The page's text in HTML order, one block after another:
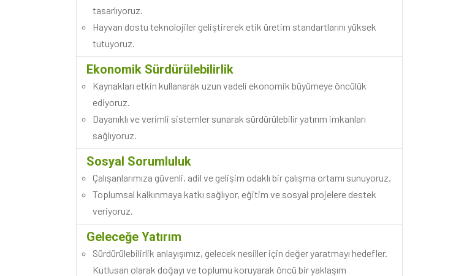
tasarlıyoruz.
Hayvan dostu teknolojiler geliştirerek etik üretim standartlarını yüksek
tutuyoruz.
Ekonomik Sürdürülebilirlik
Kaynakları etkin kullanarak uzun vadeli ekonomik büyümeye öncülük
ediyoruz.
Dayanıklı ve verimli sistemler sunarak sürdürülebilir yatırım imkanları
sağlıyoruz.
Sosyal Sorumluluk
Çalışanlarımıza güvenli, adil ve gelişim odaklı bir çalışma ortamı sunuyoruz.
Toplumsal kalkınmaya katkı sağlıyor, eğitim ve sosyal projelere destek
veriyoruz.
Geleceğe Yatırım
Sürdürülebilirlik anlayışımız, gelecek nesiller için değer yaratmayı hedefler.
Kutlusan olarak doğayı ve toplumu koruyarak öncü bir yaklaşım